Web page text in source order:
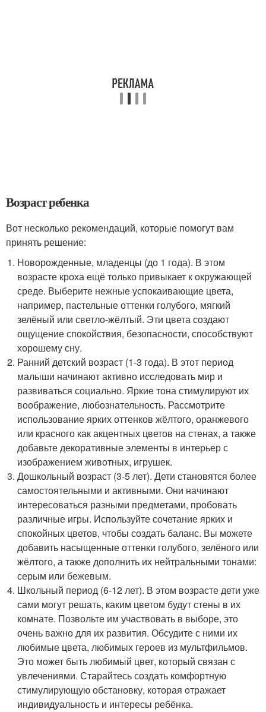
Возраст ребенка
Вот несколько рекомендаций, которые помогут вам
принять решение:
Новорожденные, младенцы (до 1 года). В этом
возрасте кроха ещё только привыкает к окружающей
среде. Выберите нежные успокаивающие цвета,
например, пастельные оттенки голубого, мягкий
зелёный или светло-жёлтый. Эти цвета создают
ощущение спокойствия, безопасности, способствуют
хорошему сну.
Ранний детский возраст (1-3 года). В этот период
малыши начинают активно исследовать мир и
развиваться социально. Яркие тона стимулируют их
воображение, любознательность. Рассмотрите
использование ярких оттенков жёлтого, оранжевого
или красного как акцентных цветов на стенах, а также
добавьте декоративные элементы в интерьер с
изображением животных, игрушек.
Дошкольный возраст (3-5 лет). Дети становятся более
самостоятельными и активными. Они начинают
интересоваться разными предметами, пробовать
различные игры. Используйте сочетание ярких и
спокойных цветов, чтобы создать баланс. Вы можете
добавить насыщенные оттенки голубого, зелёного или
жёлтого, а также дополнить их нейтральными тонами:
серым или бежевым.
Школьный период (6-12 лет). В этом возрасте дети уже
сами могут решать, каким цветом будут стены в их
комнате. Позвольте им участвовать в выборе, это
очень важно для их развития. Обсудите с ними их
любимые цвета, любимых героев из мультфильмов.
Это может быть любимый цвет, который связан с
увлечениями. Старайтесь создать комфортную
стимулирующую обстановку, которая отражает
индивидуальность и интересы ребёнка.